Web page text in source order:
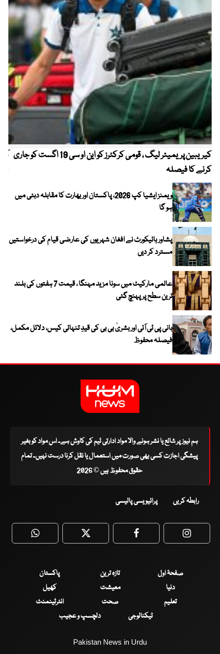
کیریبین پریمیئر لیگ ، قومی کرکٹرز کو این او سی 19 اگست کو جاری
کرنے کا فیصلہ
ویمنز ایشیا کپ 2026، پاکستان اور بھارت کا مقابلہ دبئی میں
ہو گا
پشاور ہائیکورٹ نے افغان شہریوں کی عارضی قیام کی درخواستیں
مسترد کر دیں
عالمی مارکیٹ میں سونا مزید مہنگا ، قیمت 7 ہفتوں کی بلند
ترین سطح پر پہنچ گئی
بانی پی ٹی آئی اور بشریٰ بی بی کی قیدِ تنہائی کیس، دلائل مکمل،
فیصلہ محفوظ
ہم نیوز پر شائع یا نشر ہونے والا مواد ادارتی ٹیم کی کاوش ہے۔ اس مواد کو بغیر
پیشگی اجازت کسی بھی صورت میں استعمال یا نقل کرنا درست نہیں۔ تمام
حقوق محفوظ ہیں © 2026
رابطہ کریں پرائیویسی پالیسی
WhatsApp Twitter Facebook
صفحۂ اول تازہ ترین
پاکستان
دنیا
معیشت
کھیل
تعلیم
صحت
انٹرٹینمنٹ
ٹیکنالوجی
دلچسپ و عجیب
Pakistan News in Urdu